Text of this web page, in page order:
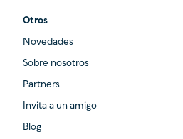
Otros
Novedades
Sobre nosotros
Partners
Invita a un amigo
Blog